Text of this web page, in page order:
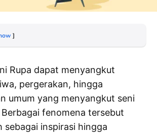
Rupa dapat menyangkut
pergerakan, hingga
umum yang menyangkut seni
fenomena tersebut
sebagai inspirasi hingga